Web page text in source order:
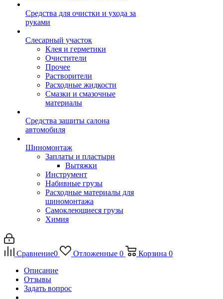
Средства для очистки и ухода за
руками
Слесарный участок
Клея и герметики
Очистители
Прочее
Растворители
Расходные жидкости
Смазки и смазочные
материалы
Средства защиты салона
автомобиля
Шиномонтаж
Заплаты и пластыри
Вытяжки
Инструмент
Набивные грузы
Расходные материалы для
шиномонтажа
Самоклеющиеся грузы
Химия
Сравнение0 Отложенные 0 Корзина 0
Описание
Отзывы
Задать вопрос